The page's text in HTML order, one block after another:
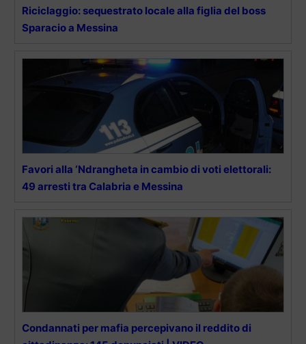
Riciclaggio: sequestrato locale alla figlia del boss
Sparacio a Messina
Favori alla ‘Ndrangheta in cambio di voti elettorali:
49 arresti tra Calabria e Messina
Condannati per mafia percepivano il reddito di